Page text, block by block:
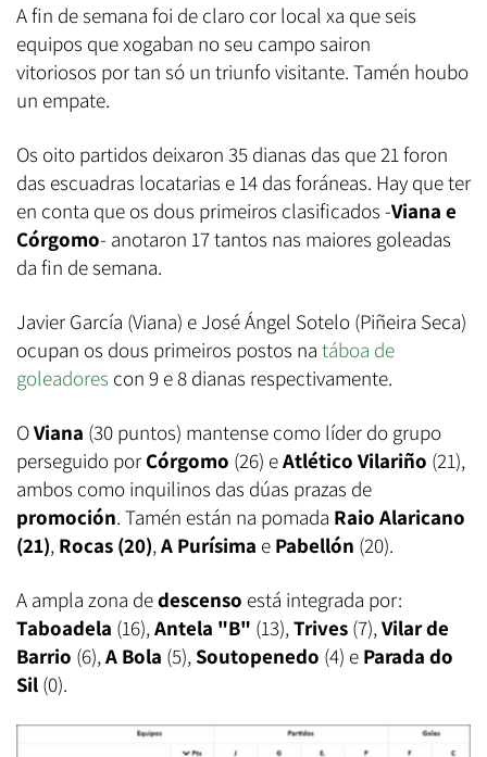
A fin de semana foi de claro cor local xa que seis
equipos que xogaban no seu campo sairon
vitoriosos por tan só un triunfo visitante. Tamén houbo
un empate.
Os oito partidos deixaron 35 dianas das que 21 foron
das escuadras locatarias e 14 das foráneas. Hay que ter
en conta que os dous primeiros clasificados -Viana e
Córgomo- anotaron 17 tantos nas maiores goleadas
da fin de semana.
Javier García (Viana) e José Ángel Sotelo (Piñeira Seca)
ocupan os dous primeiros postos na táboa de
goleadores con 9 e 8 dianas respectivamente.
OViana (30 puntos) mantense como líder do grupo
perseguido por Córgomo (26) eAtlético Vilariño (21),
ambos como inquilinos das dúas prazas de
promoción. Tamén están na pomada Raio Alaricano
(21), Rocas (20), A Purísima e Pabellón (20).
A ampla zona dedescenso está integrada por:
Taboadela (16), Antela "B" (13), Trives (7), Vilar de
Barrio (6), A Bola (5), Soutopenedo (4) e Parada do
Sil (0).